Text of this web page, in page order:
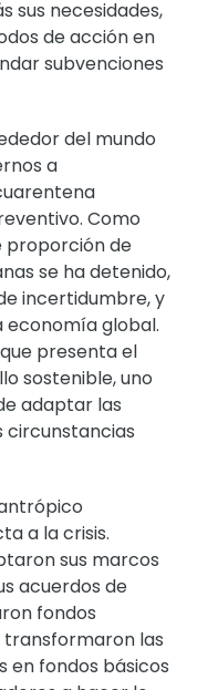
sus necesidades,
de acción en
subvenciones
del mundo
a
Como
proporción de
se ha detenido,
incertidumbre, y
economía global.
presenta el
sostenible, uno
adaptar las
circunstancias
a la crisis.
sus marcos
acuerdos de
fondos
transformaron las
en fondos básicos